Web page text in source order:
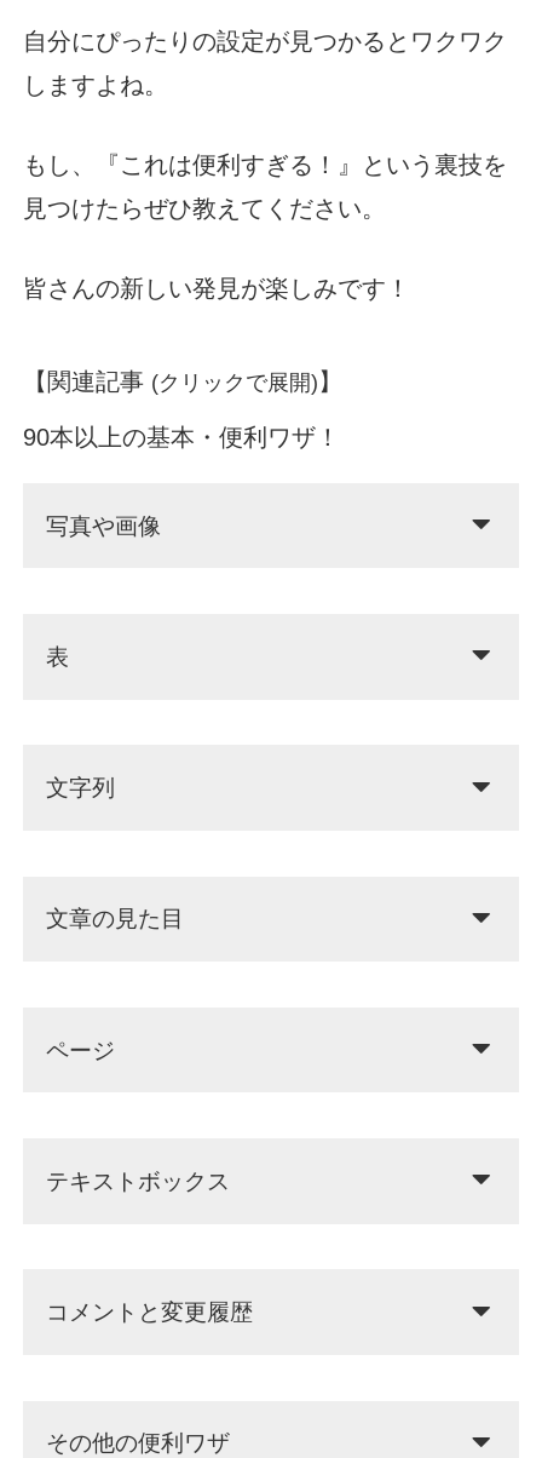
自分にぴったりの設定が見つかるとワクワク
しますよね。
もし、『これは便利すぎる！』という裏技を
見つけたらぜひ教えてください。
皆さんの新しい発見が楽しみです！
【関連記事 (クリックで展開) 】
90本以上の基本・便利ワザ！
写真や画像
表
文字列
文章の見た目
ページ
テキストボックス
コメントと変更履歴
その他の便利ワザ